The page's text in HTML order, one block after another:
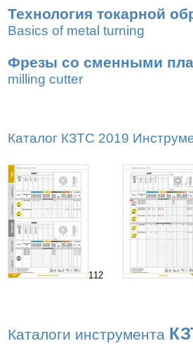
Технология токарной
Basics of metal turning
Фрезы со сменными
milling cutter
Каталог КЗТС 2019
112
Каталоги инструмента